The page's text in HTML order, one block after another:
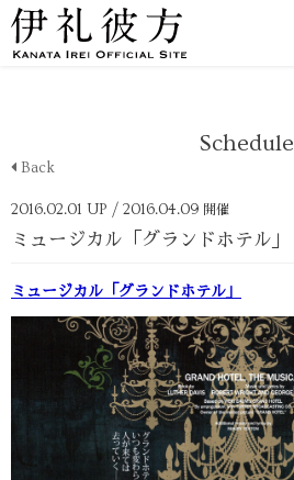
Schedule
Back
2016.02.01 UP / 2016.04.09 開催
ミュージカル「グランドホテル」
ミュージカル「グランドホテル」